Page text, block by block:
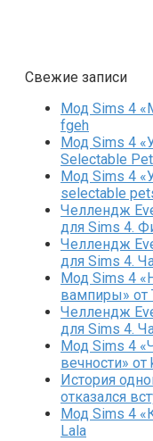
Свежие записи
Мод Sims 4
fgeh
Мод Sims 4
Selectable
Мод Sims 4
selectable
Челлендж
для Sims 4.
Челлендж
для Sims 4.
Мод Sims 4
вампиры» от
Челлендж
для Sims 4.
Мод Sims 4
вечности» от
История
отказался
Мод Sims 4
Lala